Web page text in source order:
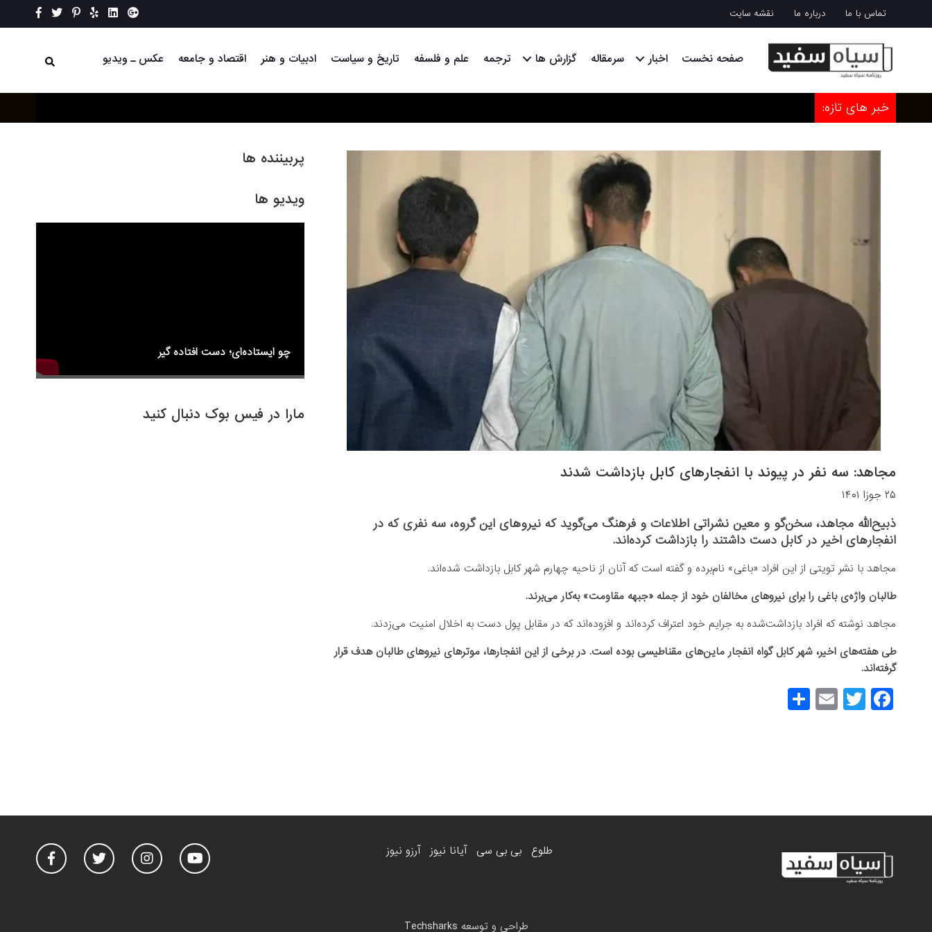
تماس با ما درباره ما نقشه سایت
صفحه نخست اخبار سرمقاله گزارش ها ترجمه علم و فلسفه تاریخ و سیاست ادبیات و هنر اقتصاد و جامعه عکس ـ ویدیو
خبر های تازه:
پربیننده ها
ویدیو ها
چو ایستاده‌ای؛ دست افتاده گیر
مارا در فیس بوک دنبال کنید
مجاهد: سه نفر در پیوند با انفجارهای کابل بازداشت شدند
۲۵ جوزا ۱۴۰۱
ذبیح‌الله مجاهد، سخن‌گو و معین نشراتی اطلاعات و فرهنگ می‌گوید که نیروهای این گروه، سه نفری که در
انفجارهای اخیر در کابل دست داشتند را بازداشت کرده‌اند.
مجاهد با نشر تویتی از این افراد «باغی» نام‌برده و گفته است که آنان از ناحیه چهارم شهر کابل بازداشت شده‌اند.
طالبان واژه‌ی باغی را برای نیروهای مخالفان خود از جمله «جبهه مقاومت» به‌کار می‌برند.
مجاهد نوشته که افراد بازداشت‌شده به جرایم خود اعتراف کرده‌اند و افزوده‌اند که در مقابل پول دست به اخلال امنیت می‌‌زدند.
طی هفته‌های اخیر، شهر کابل گواه انفجار ماین‌های مقناطیسی بوده است. در برخی از این انفجارها، موترهای نیروهای طالبان هدف قرار
گرفته‌اند.
F
a
o
k
T
wi
E
m
طلوع بی بی سی آیانا نیوز آرزو نیوز
طراحی و توسعه Techsharks